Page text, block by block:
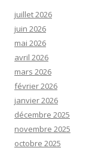
juillet 2026
juin 2026
mai 2026
avril 2026
mars 2026
février 2026
janvier 2026
décembre 2025
novembre 2025
octobre 2025